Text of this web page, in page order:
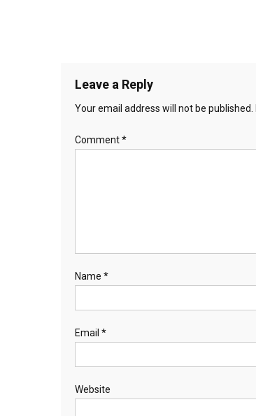
Leave a Reply
Your email address will not be published.
Comment*
Name *
Email *
Website